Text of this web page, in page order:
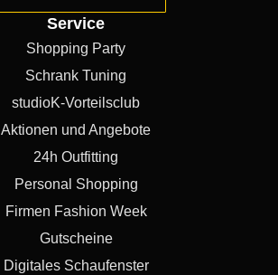
Service
Shopping Party
Schrank Tuning
studioK-Vorteilsclub
Aktionen und Angebote
24h Outfitting
Personal Shopping
Firmen Fashion Week
Gutscheine
Digitales Schaufenster